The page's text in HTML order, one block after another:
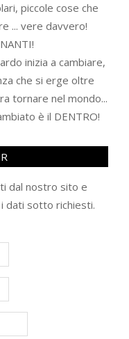
piccole cose che
... vere davvero!
inizia a cambiare,
che si erge oltre
tornare nel mondo...
è il DENTRO!
dal nostro sito e
dati sotto richiesti.